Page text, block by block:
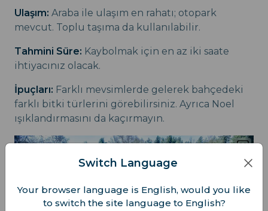
Ulaşım: Araba ile ulaşım en rahatı; otopark
mevcut. Toplu taşıma da kullanılabilir.
Tahmini Süre: Kaybolmak için en az iki saate
ihtiyacınız olacak.
İpuçları: Farklı mevsimlerde gelerek bahçedeki
farklı bitki türlerini görebilirsiniz. Ayrıca Noel
ışıklandırmasını da kaçırmayın.
Switch Language
Your browser language is English, would you like
to switch the site language to English?